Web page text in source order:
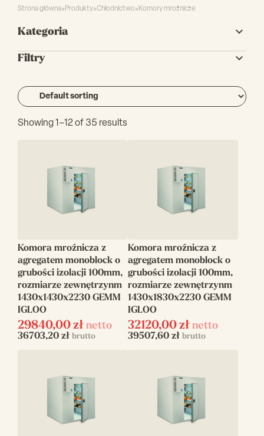
Strona główna»Produkty»Chłodnictwo»Komory mroźnicze
Kategoria
Filtry
Showing 1–12 of 35 results
Komora mroźnicza z
agregatem monoblock o
grubości izolacji 100mm,
rozmiarze zewnętrzynm
1430x1430x2230 GEMM
IGLOO
29840,00 zł netto
36703,20 zł brutto
Komora mroźnicza z
agregatem monoblock o
grubości izolacji 100mm,
rozmiarze zewnętrzynm
1430x1830x2230 GEMM
IGLOO
32120,00 zł netto
39507,60 zł brutto